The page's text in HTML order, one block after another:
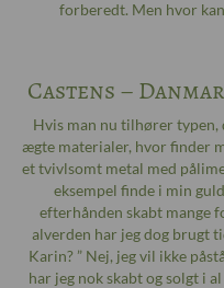
forberedt. Men hvor
Castens –
Hvis man nu tilhører
ægte materialer, hvor finder
et tvivlsomt metal med
eksempel finde i min
efterhånden skabt mange
alverden har jeg dog brugt
Karin? ” Nej, jeg vil ikke
har jeg nok skabt og solgt i